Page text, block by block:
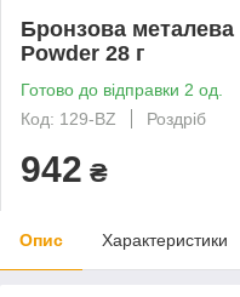
Бронзова
Powder 28 г
Готово до відправки 2 од.
Код: 129-BZ
Роздріб
942 ₴
Опис Характеристики